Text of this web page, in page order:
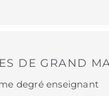
DE GRAND
degré enseignant